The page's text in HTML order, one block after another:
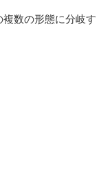
数の形態に分岐す